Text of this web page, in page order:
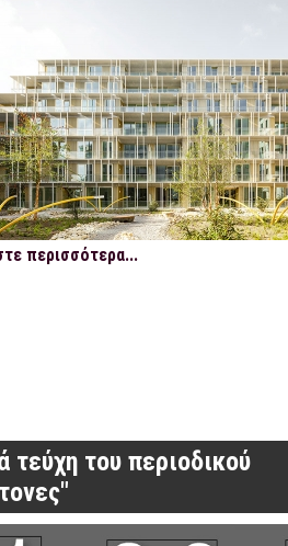
περισσότερα...
τεύχη του περιοδικού